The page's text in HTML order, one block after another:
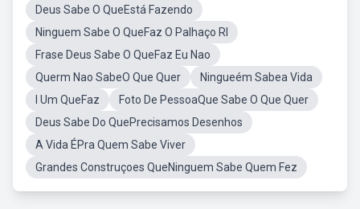
Deus Sabe O QueEstá Fazendo
Ninguem Sabe O QueFaz O Palhaço RI
Frase Deus Sabe O QueFaz Eu Nao
Querm Nao SabeO Que Quer
Ningueém Sabea Vida
I Um QueFaz
Foto De PessoaQue Sabe O Que Quer
Deus Sabe Do QuePrecisamos Desenhos
A Vida ÉPra Quem Sabe Viver
Grandes Construçoes QueNinguem Sabe Quem Fez